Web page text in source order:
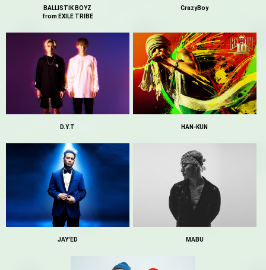
BALLISTIK BOYZ
from EXILE TRIBE
CrazyBoy
D.Y.T HAN-KUN
JAY'ED MABU